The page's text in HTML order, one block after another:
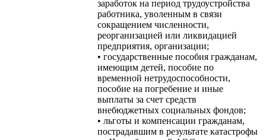
заработок на период трудоустройства
работника, уволенным в связи
сокращением численности,
реорганизацией или ликвидацией
предприятия, организации;
• государственные пособия гражданам,
имеющим детей, пособие по
временной нетрудоспособности,
пособие на погребение и иные
выплаты за счет средств
внебюджетных социальных фондов;
• льготы и компенсации гражданам,
пострадавшим в результате катастрофы